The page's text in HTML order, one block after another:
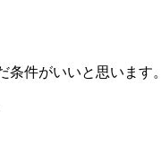
件がいいと思います。